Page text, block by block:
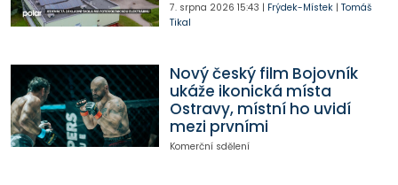
7. srpna 2026 15:43 | Frýdek-Místek| Tomáš
Tikal
Nový český film Bojovník
ukáže ikonická místa
Ostravy, místní ho uvidí
mezi prvními
Komerční sdělení